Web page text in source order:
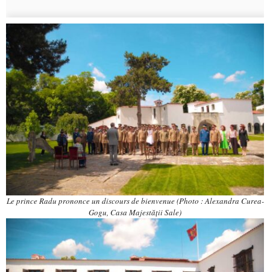
Le prince Radu prononce un discours de bienvenue (Photo : Alexandra Curea-
Gogu, Casa Majestății Sale)